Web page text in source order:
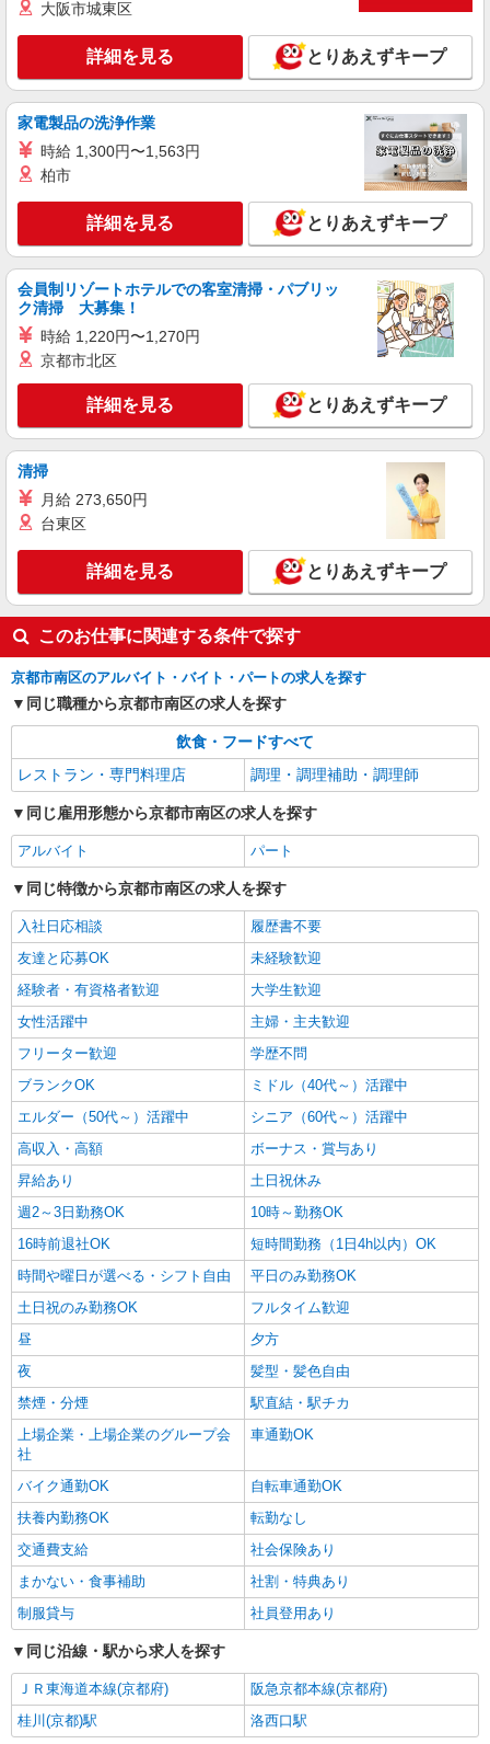
キープ
パート
ジョリーパスタ 西九条店
キッチン（フード）スタッフ
時給1250円 ※22:00以降は時給1563円 ※労働
組合費あり（基本時給×月間時間数×1.8％） ■土
日・祝手当 土日・祝は時給＋50円
京都府京都市南区西九条高畠町44
詳細を見る
アルバイト パート
定食屋 宮本むなし JR西大路駅前店
ホール・キッチンスタッフ
・JR西大路駅前店 （京都府京都市南区唐橋西
平垣町18／JR京都線「西大路」駅より徒歩1分）
詳細を見る
アルバイト パート
定食屋 宮本むなし JR西大路駅前店
ホール・キッチンスタッフ
時給1130円〜 ※研修30時間有（同時給）
平垣町18／JR京都線「西大路」駅より徒歩1分）
キープ 詳細を見る
アルバイト パート
接客・調理スタッフ（簡単な接客・調理・清
時給1180円 22:00〜翌5:00：時給1475円 高校
京都府京都市南区吉祥院池田町47-2
詳細を見る
なか卯 京都八条口店
接客・調理スタッフ（簡単な接客・調理・清
掃・など）
時給1600円 ■特別手当 特別時給〈5:00-9:00も
深夜時給と同額〉
京都府京都市南区東九条上殿田町53番1 第一
土木ビル1F
詳細を見る
アルバイト パート
なか卯 京都八条口店
接客・調理スタッフ（簡単な接客・調理・清
時給1270円 22:00〜翌5:00：時給1600円 高校
生：時給1122円 ■特別手当 特別時給〈5:00-9:00も
深夜時給と同額〉
京都府京都市南区東九条上殿田町53番1 第一
キープ 詳細を見る
アルバイト パート
豚屋とん一イオンモール京都桂川店
調理・接客スタッフ
時給1200円〜 ☆土日祝は時給200円UP!!
京都府京都市南区久世高田町３７６－１イオン
モール京都桂川３Ｆ
キープ
アルバイト パート
株式会社 ファーストフーズ
大阪市城東区
詳細を見る とりあえずキープ
家電製品の洗浄作業
時給 1,300円〜1,563円
柏市
詳細を見る とりあえずキープ
会員制リゾートホテルでの客室清掃・パブリッ
ク清掃 大募集！
時給 1,220円〜1,270円
京都市北区
詳細を見る とりあえずキープ
清掃
月給 273,650円
台東区
詳細を見る とりあえずキープ
このお仕事に関連する条件で探す
京都市南区のアルバイト・バイト・パートの求人を探す
同じ職種から京都市南区の求人を探す
飲食・フードすべて
レストラン・専門料理店
調理・調理補助・調理師
同じ雇用形態から京都市南区の求人を探す
アルバイト パート
同じ特徴から京都市南区の求人を探す
入社日応相談
履歴書不要
友達と応募OK
未経験歓迎
経験者・有資格者歓迎
大学生歓迎
女性活躍中
主婦・主夫歓迎
フリーター歓迎
学歴不問
ブランクOK
ミドル（40代～）活躍中
エルダー（50代～）活躍中
シニア（60代～）活躍中
高収入・高額
ボーナス・賞与あり
昇給あり
土日祝休み
週2～3日勤務OK
10時～勤務OK
16時前退社OK
短時間勤務（1日4h以内）OK
時間や曜日が選べる・シフト自由
平日のみ勤務OK
土日祝のみ勤務OK
フルタイム歓迎
昼
夕方
夜
髪型・髪色自由
禁煙・分煙
駅直結・駅チカ
上場企業・上場企業のグループ会
社
車通勤OK
バイク通勤OK
自転車通勤OK
扶養内勤務OK
転勤なし
交通費支給
社会保険あり
まかない・食事補助
社割・特典あり
制服貸与
社員登用あり
同じ沿線・駅から求人を探す
ＪＲ東海道本線(京都府)
阪急京都本線(京都府)
桂川(京都)駅
洛西口駅